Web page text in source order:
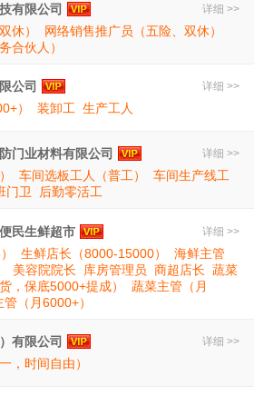
详细 >>
有限公司
休）
网络销售推广员（五险、双休）
合伙人）
详细 >>
公司
）
装卸工 生产工人
详细 >>
门业材料有限公司
车间选板工人（普工）
车间生产线工
门卫 后勤零活工
详细 >>
民生鲜超市
生鲜店长（8000-15000）
海鲜主管
美容院院长 库房管理员 商超店长 蔬菜
，保底5000+提成）
蔬菜主管（月
（月6000+）
详细 >>
有限公司
，时间自由）